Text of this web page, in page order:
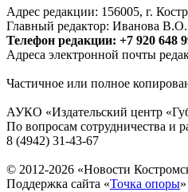
Адрес редакции: 156005, г.
Главный редактор: Иванова В.О.
Телефон редакции: +7 920 648
Адреса электронной почты
Частичное или полное
АУКО «Издательский центр
По вопросам сотрудничества и
8 (4942) 31-43-67
© 2012-2026 «Новости
Поддержка сайта «Точка опоры»